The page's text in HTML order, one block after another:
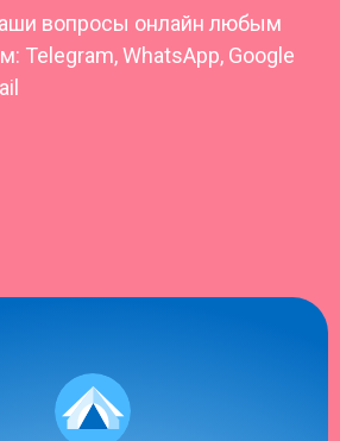
вопросы онлайн любым
Telegram, WhatsApp, Google